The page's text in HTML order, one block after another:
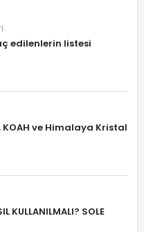
edilenlerin listesi
KOAH ve Himalaya Kristal
KULLANILMALI? SOLE